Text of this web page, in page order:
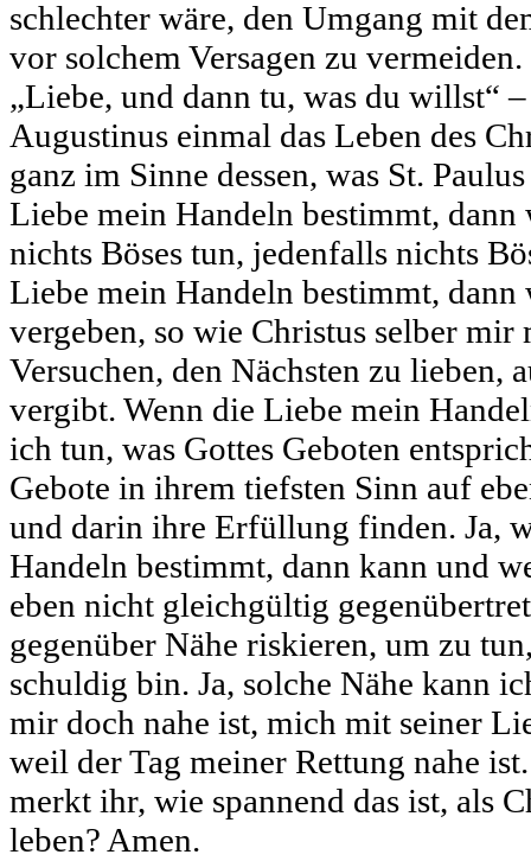
schlechter wäre, den Umgang mit
vor solchem Versagen zu vermeiden.
„Liebe, und dann tu, was du willst“
Augustinus einmal das Leben des
ganz im Sinne dessen, was St.
Liebe mein Handeln bestimmt, dann
nichts Böses tun, jedenfalls nichts
Liebe mein Handeln bestimmt, dann
vergeben, so wie Christus selber
Versuchen, den Nächsten zu lieben,
vergibt. Wenn die Liebe mein
ich tun, was Gottes Geboten
Gebote in ihrem tiefsten Sinn auf
und darin ihre Erfüllung finden. Ja,
Handeln bestimmt, dann kann und
eben nicht gleichgültig
gegenüber Nähe riskieren, um zu
schuldig bin. Ja, solche Nähe kann
mir doch nahe ist, mich mit seiner
weil der Tag meiner Rettung nahe
merkt ihr, wie spannend das ist, als
leben? Amen.